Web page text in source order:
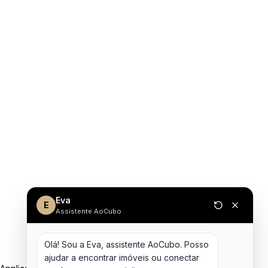
E Eva
Assistente AoCubo
Olá! Sou a Eva, assistente AoCubo. Posso
ajudar a encontrar imóveis ou conectar